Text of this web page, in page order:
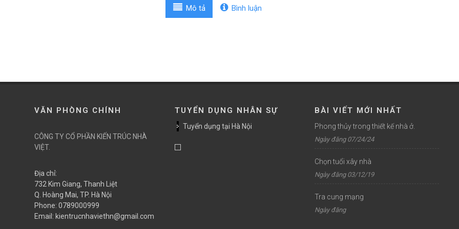
Mô tả Bình luận
VĂN PHÒNG CHÍNH
CÔNG TY CỔ PHẦN KIẾN TRÚC NHÀ
VIỆT.
Địa chỉ:
732 Kim Giang, Thanh Liệt
Q. Hoàng Mai, TP. Hà Nội
Phone: 0789000999
Email: kientrucnhaviethn@gmail.com
TUYỂN DỤNG NHÂN SỰ
Tuyển dụng tại Hà Nội
BÀI VIẾT MỚI NHẤT
Phong thủy trong thiết kế nhà ở.
Ngày đăng 07/24/24
Chọn tuổi xây nhà
Ngày đăng 03/12/19
Tra cung mạng
Ngày đăng